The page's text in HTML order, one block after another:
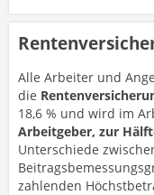
Alle Arbeiter und
die
18,6 % und wird im
Arbeitgeber, zur
Unterschiede
zahlenden